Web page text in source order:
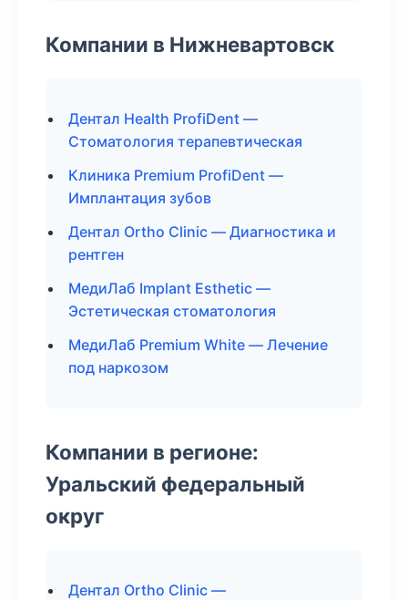
Компании в Нижневартовск
Дентал Health ProfiDent —
Стоматология терапевтическая
Клиника Premium ProfiDent —
Имплантация зубов
Дентал Ortho Clinic — Диагностика и
рентген
МедиЛаб Implant Esthetic —
Эстетическая стоматология
МедиЛаб Premium White — Лечение
под наркозом
Компании в регионе:
Уральский федеральный
округ
Дентал Ortho Clinic —